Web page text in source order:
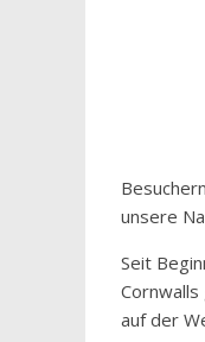
unsere
Seit
auf der